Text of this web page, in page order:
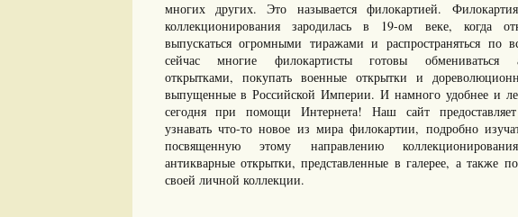
многих других. Это называется филокартией.
коллекционирования зародилась в 19-ом веке, когда
выпускаться огромными тиражами и распространяться по
сейчас многие филокартисты готовы обмениваться
открытками, покупать военные открытки и
выпущенные в Российской Империи. И намного удобнее и
сегодня при помощи Интернета! Наш сайт
узнавать что-то новое из мира филокартии, подробно
посвященную этому направлению
антикварные открытки, представленные в галерее, а также
своей личной коллекции.